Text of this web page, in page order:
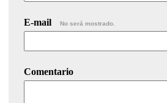
E-mail No será mostrado.
Comentario